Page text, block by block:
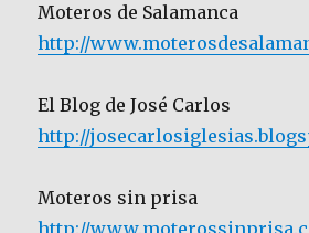
Moteros de Salamanca
http://
El Blog de José Carlos
http://
Moteros sin prisa